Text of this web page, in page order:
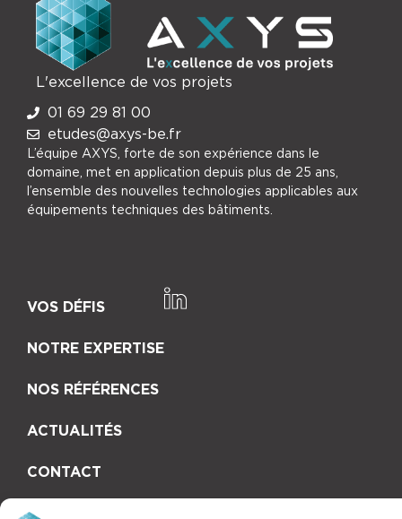
L'excellence de vos projets
01 69 29 81 00
etudes@axys-be.fr
L’équipe AXYS, forte de son expérience dans le
domaine, met en application depuis plus de 25 ans,
l’ensemble des nouvelles technologies applicables aux
équipements techniques des bâtiments.
VOS DÉFIS
NOTRE EXPERTISE
NOS RÉFÉRENCES
ACTUALITÉS
CONTACT